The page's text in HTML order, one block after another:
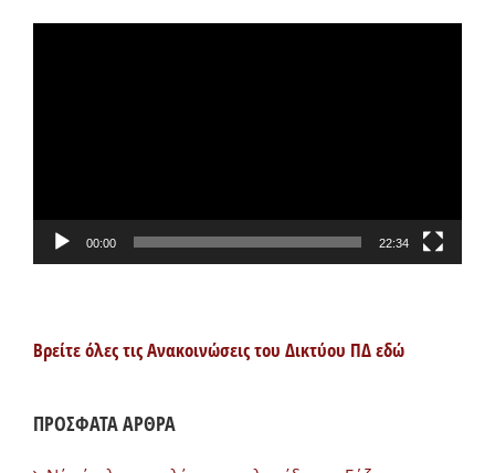
00:00 22:34
Βρείτε όλες τις Ανακοινώσεις του Δικτύου ΠΔ εδώ
ΠΡΟΣΦΑΤΑ ΑΡΘΡΑ